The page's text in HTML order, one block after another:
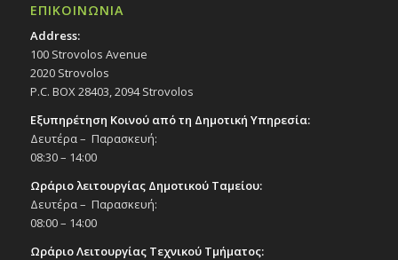
ΕΠΙΚΟΙΝΩΝΙΑ
Address:
100 Strovolos Avenue
2020 Strovolos
P.C. BOX 28403, 2094 Strovolos
Εξυπηρέτηση Κοινού από τη Δημοτική Υπηρεσία:
Δευτέρα – Παρασκευή:
08:30 – 14:00
Ωράριο λειτουργίας Δημοτικού Ταμείου:
Δευτέρα – Παρασκευή:
08:00 – 14:00
Ωράριο Λειτουργίας Τεχνικού Τμήματος: